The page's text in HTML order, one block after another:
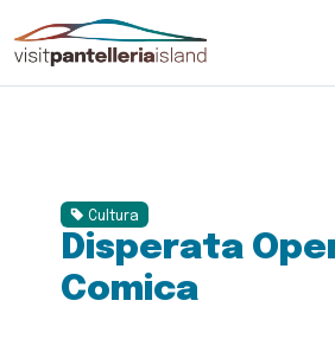
Cultura
Disperata
Comica